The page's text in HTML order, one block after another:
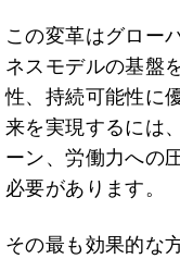
この変革はグロー
ネスモデルの基盤
性、持続可能性に
来を実現するには
ーン、労働力への
必要があります。
その最も効果的な